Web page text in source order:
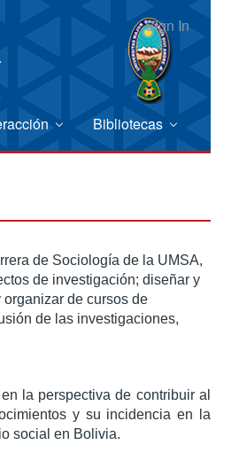
Sign In
Bibliotecas
de Sociología de la UMSA,
de investigación; diseñar y
de cursos de
de las investigaciones,
la perspectiva de contribuir al
y su incidencia en la
social en Bolivia.